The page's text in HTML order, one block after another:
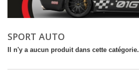
SPORT AUTO
Il n'y a aucun produit dans cette catégorie.